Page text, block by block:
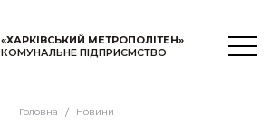
«ХАРКІВСЬКИЙ МЕТРОПОЛІТЕН»
КОМУНАЛЬНЕ ПІДПРИЄМСТВО
Головна
Новини